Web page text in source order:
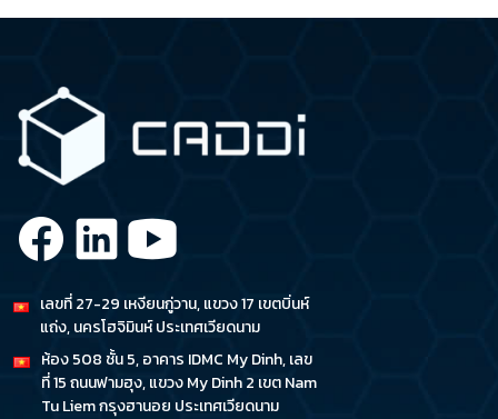
เลขที่ 27-29 เหงียนกู่วาน, แขวง 17 เขตบิ่นห์
แถ่ง, นครโฮจิมินห์ ประเทศเวียดนาม
ห้อง 508 ชั้น 5, อาคาร IDMC My Dinh, เลข
ที่ 15 ถนนฟามฮุง, แขวง My Dinh 2 เขต Nam
Tu Liem กรุงฮานอย ประเทศเวียดนาม